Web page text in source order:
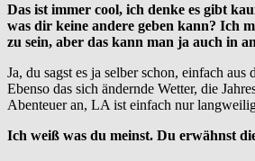
Das ist immer cool, ich denke es gibt
was dir keine andere geben kann? Ich
zu sein, aber das kann man ja auch in
Ja, du sagst es ja selber schon, einfach
Ebenso das sich ändernde Wetter, die
Abenteuer an, LA ist einfach nur
Ich weiß was du meinst. Du erwähnst